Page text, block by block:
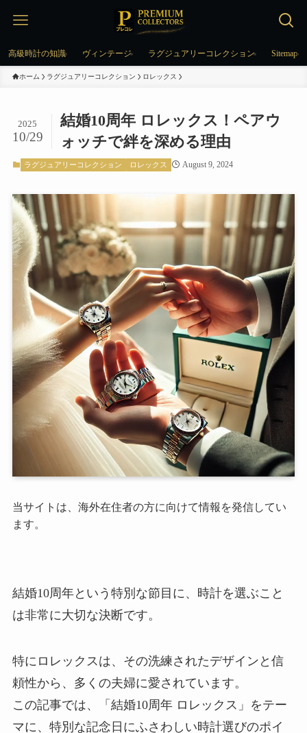
高級時計の知識 ヴィンテージ ラグジュアリーコレクション Sitemap
ホーム ラグジュアリーコレクション ロレックス
結婚10周年 ロレックス！ペアウ
ォッチで絆を深める理由
2025
10/29
ラグジュアリーコレクション ロレックス August 9, 2024
当サイトは、海外在住者の方に向けて情報を発信してい
ます。
結婚10周年という特別な節目に、時計を選ぶこと
は非常に大切な決断です。
特にロレックスは、その洗練されたデザインと信
頼性から、多くの夫婦に愛されています。
この記事では、「結婚10周年 ロレックス」をテー
マに、特別な記念日にふさわしい時計選びのポイ